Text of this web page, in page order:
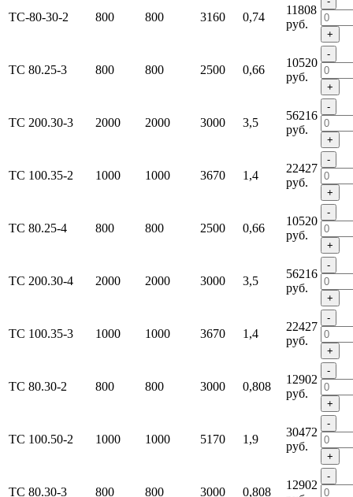
ТС-80-30-2 800 800 3160 0,74
11808
руб.
+
ТС 80.25-3 800 800 2500 0,66
10520
руб.
-
+
ТС 200.30-3 2000 2000 3000 3,5
56216
руб.
-
+
ТС 100.35-2 1000 1000 3670 1,4
22427
руб.
-
+
ТС 80.25-4 800 800 2500 0,66
10520
руб.
-
+
ТС 200.30-4 2000 2000 3000 3,5
56216
руб.
-
+
ТС 100.35-3 1000 1000 3670 1,4
22427
руб.
-
+
ТС 80.30-2 800 800 3000 0,808
12902
руб.
-
+
ТС 100.50-2 1000 1000 5170 1,9
30472
руб.
-
+
ТС 80.30-3 800 800 3000 0,808
12902
-